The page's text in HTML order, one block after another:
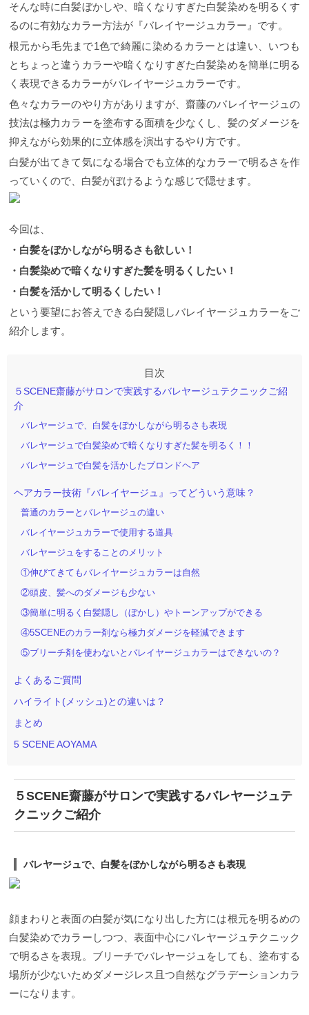
そんな時に白髪ぼかしや、暗くなりすぎた白髪染めを明るくす
るのに有効なカラー方法が『バレイヤージュカラー』です。
根元から毛先まで1色で綺麗に染めるカラーとは違い、いつも
とちょっと違うカラーや暗くなりすぎた白髪染めを簡単に明る
く表現できるカラーがバレイヤージュカラーです。
色々なカラーのやり方がありますが、齋藤のバレイヤージュの
技法は極力カラーを塗布する面積を少なくし、髪のダメージを
抑えながら効果的に立体感を演出するやり方です。
白髪が出てきて気になる場合でも立体的なカラーで明るさを作
っていくので、白髪がぼけるような感じで隠せます。
今回は、
・白髪をぼかしながら明るさも欲しい！
・白髪染めで暗くなりすぎた髪を明るくしたい！
・白髪を活かして明るくしたい！
という要望にお答えできる白髪隠しバレイヤージュカラーをご
紹介します。
５SCENE齋藤がサロンで実践するバレヤージュテクニックご紹
介
バレヤージュで、白髪をぼかしながら明るさも表現
バレヤージュで白髪染めで暗くなりすぎた髪を明るく！！
バレヤージュで白髪を活かしたブロンドヘア
ヘアカラー技術『バレイヤージュ』ってどういう意味？
普通のカラーとバレヤージュの違い
バレイヤージュカラーで使用する道具
バレヤージュをすることのメリット
①伸びてきてもバレイヤージュカラーは自然
②頭皮、髪へのダメージも少ない
③簡単に明るく白髪隠し（ぼかし）やトーンアップができる
④5SCENEのカラー剤なら極力ダメージを軽減できます
⑤ブリーチ剤を使わないとバレイヤージュカラーはできないの？
よくあるご質問
ハイライト(メッシュ)との違いは？
まとめ
5 SCENE AOYAMA
５SCENE齋藤がサロンで実践するバレヤージュテ
クニックご紹介
バレヤージュで、白髪をぼかしながら明るさも表現
顔まわりと表面の白髪が気になり出した方には根元を明るめの
白髪染めでカラーしつつ、表面中心にバレヤージュテクニック
で明るさを表現。ブリーチでバレヤージュをしても、塗布する
場所が少ないためダメージレス且つ自然なグラデーションカラ
ーになります。